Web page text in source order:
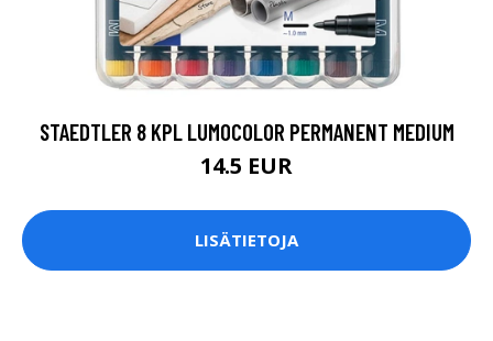
STAEDTLER 8 KPL LUMOCOLOR PERMANENT MEDIUM
14.5 EUR
LISÄTIETOJA